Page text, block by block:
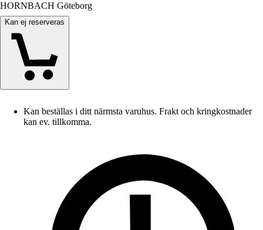
HORNBACH Göteborg
Kan ej reserveras
Kan beställas i ditt närmsta varuhus. Frakt och kringkostnader
kan ev. tillkomma.